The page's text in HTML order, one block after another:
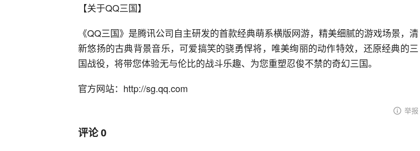
【关于QQ三国】
《QQ三国》是腾讯公司自主研发的首款经典萌系横版网游，精美细腻的游戏场景，清
新悠扬的古典背景音乐，可爱搞笑的骁勇悍将，唯美绚丽的动作特效，还原经典的三
国战役，将带您体验无与伦比的战斗乐趣、为您重塑忍俊不禁的奇幻三国。
官方网站：http://sg.qq.com
举报
评论0